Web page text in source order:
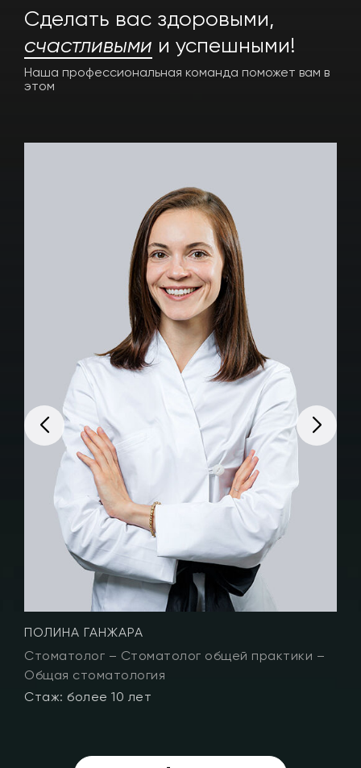
Cделать вас здоровыми,
счастливыми и успешными!
Наша профессиональная команда поможет вам в
этом
ПОЛИНА ГАНЖАРА
Стоматолог – Стоматолог общей практики –
Общая стоматология
Стаж: более 10 лет